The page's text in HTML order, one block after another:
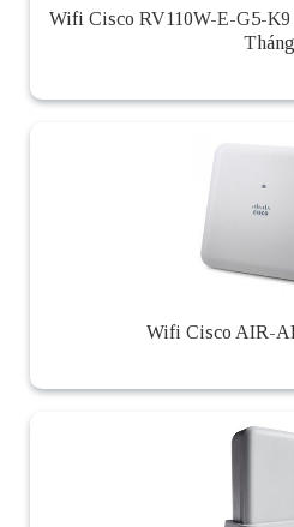
Wifi Cisco RV110W-E-G5-K9
Tháng
Wifi Cisco AIR-